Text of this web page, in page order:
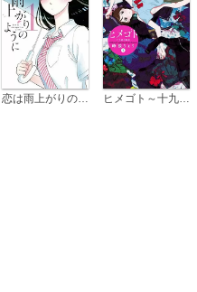
ヒメゴト～十九歳の制服～